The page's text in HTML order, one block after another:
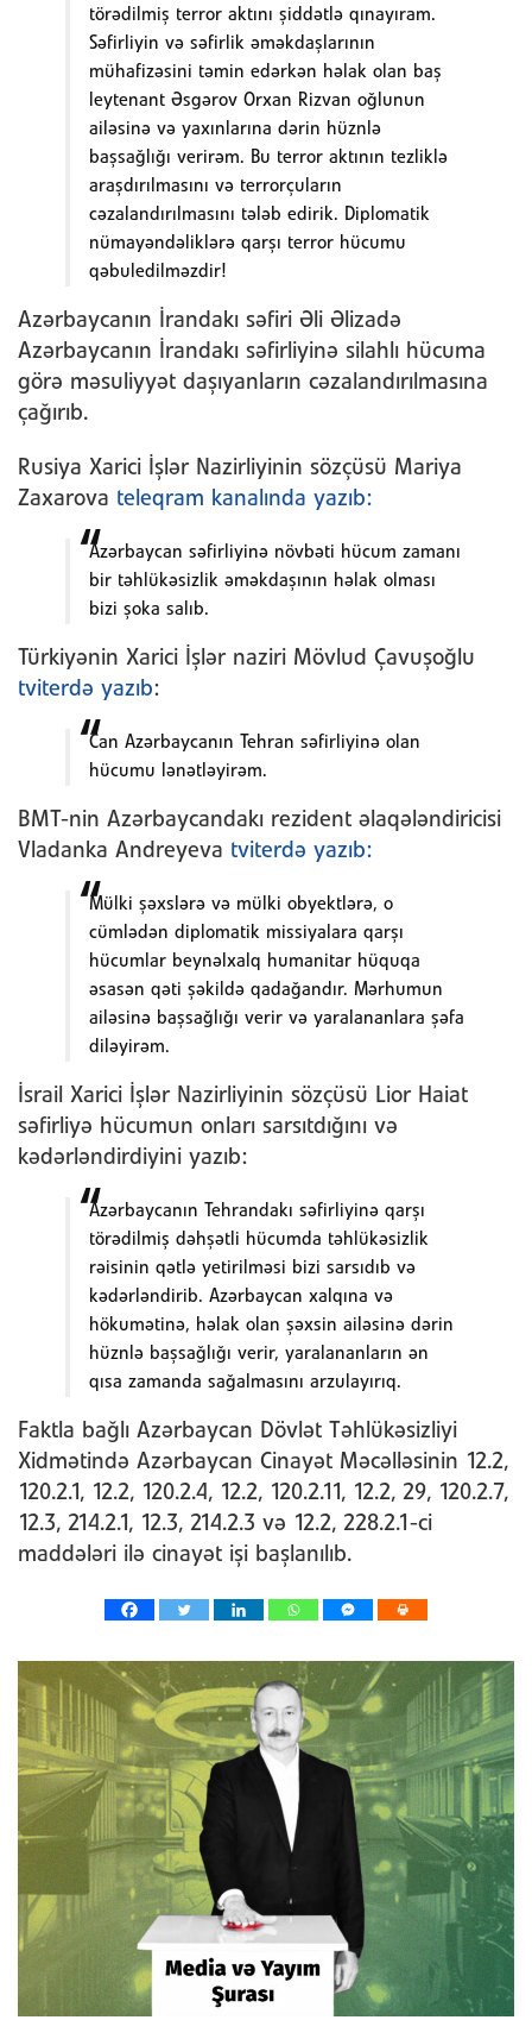
törədilmiş terror aktını şiddətlə qınayıram.
Səfirliyin və səfirlik əməkdaşlarının
mühafizəsini təmin edərkən həlak olan baş
leytenant Əsgərov Orxan Rizvan oğlunun
ailəsinə və yaxınlarına dərin hüznlə
başsağlığı verirəm. Bu terror aktının tezliklə
araşdırılmasını və terrorçuların
cəzalandırılmasını tələb edirik. Diplomatik
nümayəndəliklərə qarşı terror hücumu
qəbuledilməzdir!
Azərbaycanın İrandakı səfiri Əli Əlizadə
Azərbaycanın İrandakı səfirliyinə silahlı hücuma
görə məsuliyyət daşıyanların cəzalandırılmasına
çağırıb.
Rusiya Xarici İşlər Nazirliyinin sözçüsü Mariya
Zaxarova teleqram kanalında yazıb:
Azərbaycan səfirliyinə növbəti hücum zamanı
bir təhlükəsizlik əməkdaşının həlak olması
bizi şoka salıb.
Türkiyənin Xarici İşlər naziri Mövlud Çavuşoğlu
tviterdə yazıb:
Can Azərbaycanın Tehran səfirliyinə olan
hücumu lənətləyirəm.
BMT-nin Azərbaycandakı rezident əlaqələndiricisi
Vladanka Andreyeva tviterdə yazıb:
Mülki şəxslərə və mülki obyektlərə, o
cümlədən diplomatik missiyalara qarşı
hücumlar beynəlxalq humanitar hüquqa
əsasən qəti şəkildə qadağandır. Mərhumun
ailəsinə başsağlığı verir və yaralananlara şəfa
diləyirəm.
İsrail Xarici İşlər Nazirliyinin sözçüsü Lior Haiat
səfirliyə hücumun onları sarsıtdığını və
kədərləndirdiyini yazıb:
Azərbaycanın Tehrandakı səfirliyinə qarşı
törədilmiş dəhşətli hücumda təhlükəsizlik
rəisinin qətlə yetirilməsi bizi sarsıdıb və
kədərləndirib. Azərbaycan xalqına və
hökumətinə, həlak olan şəxsin ailəsinə dərin
hüznlə başsağlığı verir, yaralananların ən
qısa zamanda sağalmasını arzulayırıq.
Faktla bağlı Azərbaycan Dövlət Təhlükəsizliyi
Xidmətində Azərbaycan Cinayət Məcəlləsinin 12.2,
120.2.1, 12.2, 120.2.4, 12.2, 120.2.11, 12.2, 29, 120.2.7,
12.3, 214.2.1, 12.3, 214.2.3 və 12.2, 228.2.1-ci
maddələri ilə cinayət işi başlanılıb.